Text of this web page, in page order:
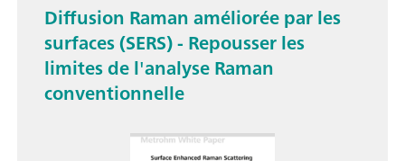
Diffusion Raman améliorée par les
surfaces (SERS) - Repousser les
limites de l'analyse Raman
conventionnelle